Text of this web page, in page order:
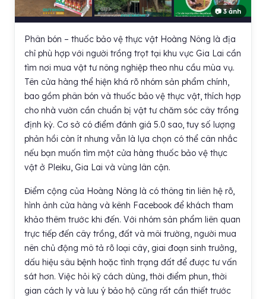
📷 3 ảnh
Phân bón – thuốc bảo vệ thực vật Hoàng Nông là địa
chỉ phù hợp với người trồng trọt tại khu vực Gia Lai cần
tìm nơi mua vật tư nông nghiệp theo nhu cầu mùa vụ.
Tên cửa hàng thể hiện khá rõ nhóm sản phẩm chính,
bao gồm phân bón và thuốc bảo vệ thực vật, thích hợp
cho nhà vườn cần chuẩn bị vật tư chăm sóc cây trồng
định kỳ. Cơ sở có điểm đánh giá 5.0 sao, tuy số lượng
phản hồi còn ít nhưng vẫn là lựa chọn có thể cân nhắc
nếu bạn muốn tìm một cửa hàng thuốc bảo vệ thực
vật ở Pleiku, Gia Lai và vùng lân cận.
Điểm cộng của Hoàng Nông là có thông tin liên hệ rõ,
hình ảnh cửa hàng và kênh Facebook để khách tham
khảo thêm trước khi đến. Với nhóm sản phẩm liên quan
trực tiếp đến cây trồng, đất và môi trường, người mua
nên chủ động mô tả rõ loại cây, giai đoạn sinh trưởng,
dấu hiệu sâu bệnh hoặc tình trạng đất để được tư vấn
sát hơn. Việc hỏi kỹ cách dùng, thời điểm phun, thời
gian cách ly và lưu ý bảo hộ cũng rất cần thiết trước